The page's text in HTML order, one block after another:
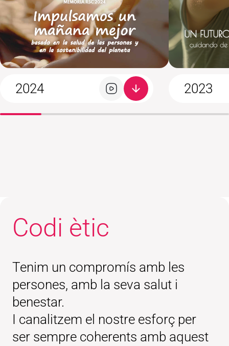
2024 2023
Codi ètic
Tenim un compromís amb les
persones, amb la seva salut i
benestar.
I canalitzem el nostre esforç per
ser sempre coherents amb aquest